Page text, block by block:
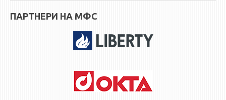
III ЦИКЛУС - ДОКТОРСКИ
ПАРТНЕРИ НА МФС